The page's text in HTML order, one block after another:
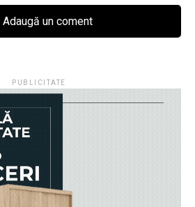
Adaugă un coment
PUBLICITATE